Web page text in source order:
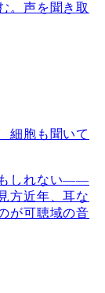
。声を聞き取
細胞も聞いて
もしれない――
方近年、耳な
が可聴域の音